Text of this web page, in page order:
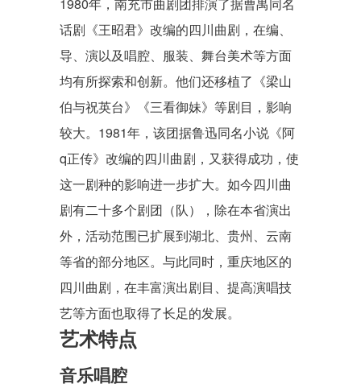
话剧《王昭君》改编的四川曲剧，在编、
导、演以及唱腔、服装、舞台美术等方面
均有所探索和创新。他们还移植了《梁山
伯与祝英台》《三看御妹》等剧目，影响
较大。1981年，该团据鲁迅同名小说《阿
q正传》改编的四川曲剧，又获得成功，使
这一剧种的影响进一步扩大。如今四川曲
剧有二十多个剧团（队），除在本省演出
外，活动范围已扩展到湖北、贵州、云南
等省的部分地区。与此同时，重庆地区的
四川曲剧，在丰富演出剧目、提高演唱技
艺等方面也取得了长足的发展。
艺术特点
音乐唱腔